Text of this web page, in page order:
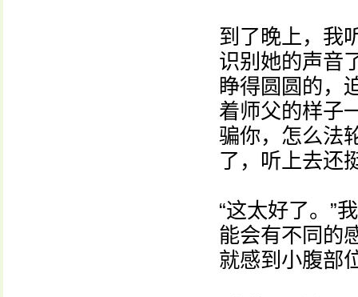
到了晚上，我
识别她的声音
睁得圆圆的，
着师父的样子
骗你，怎么法
了，听上去还
“这太好了。”
能会有不同的
就感到小腹部